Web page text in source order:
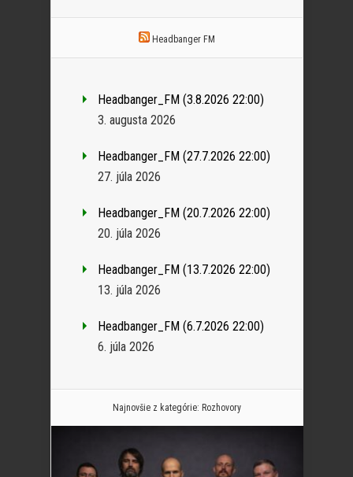
Headbanger FM
Headbanger_FM (3.8.2026 22:00)
3. augusta 2026
Headbanger_FM (27.7.2026 22:00)
27. júla 2026
Headbanger_FM (20.7.2026 22:00)
20. júla 2026
Headbanger_FM (13.7.2026 22:00)
13. júla 2026
Headbanger_FM (6.7.2026 22:00)
6. júla 2026
Najnovšie z kategórie: Rozhovory